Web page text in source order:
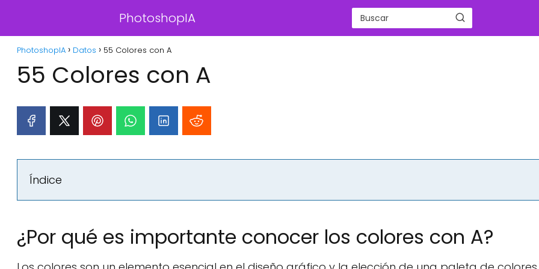
PhotoshopIA
PhotoshopIA Datos 55 Colores con A
55 Colores con A
Índice
¿Por qué es importante conocer los colores con A?